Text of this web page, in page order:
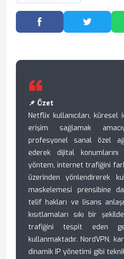
Facebook'ta Paylaş
📌 Özet
Netflix kullanıcıları, küresel
erişim sağlamak
profesyonel sanal özel
ederek dijital
yöntem, internet trafiğini
üzerinden yönlendirerek
maskelemesi prensibine
telif hakları ve lisans
kısıtlamaları sıkı bir
trafiğini tespit eden
kullanmaktadır. NordVPN,
dinamik IP yönetimi gibi